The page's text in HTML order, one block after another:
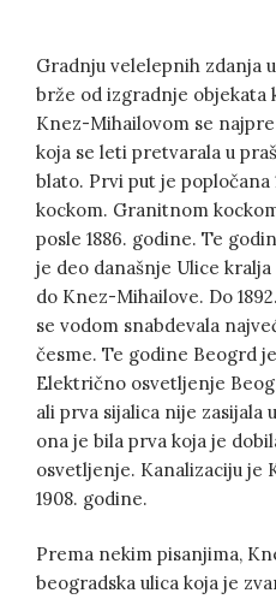
Gradnju velelepnih zdanja
brže od izgradnje
Knez-Mihailovom se
koja se leti pretvarala u
blato. Prvi put je popločana
kockom. Granitnom
posle 1886. godine. Te
je deo današnje Ulice
do Knez-Mihailove. Do
se vodom snabdevala
česme. Te godine Beogrd
Električno osvetljenje
ali prva sijalica nije zasijala
ona je bila prva koja je
osvetljenje. Kanalizaciju je
1908. godine.
Prema nekim pisanjima,
beogradska ulica koja je